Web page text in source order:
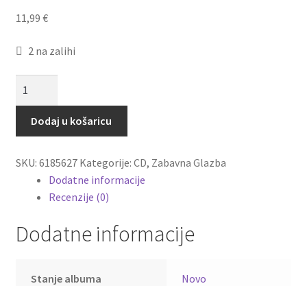
Dostava u inozemstvo
Kontakt
11,99 €
2 na zalihi
Duplo
Slađe
količina
Dodaj u košaricu
SKU: 6185627 Kategorije: CD, Zabavna Glazba
Dodatne informacije
Recenzije (0)
Dodatne informacije
Stanje albuma Novo